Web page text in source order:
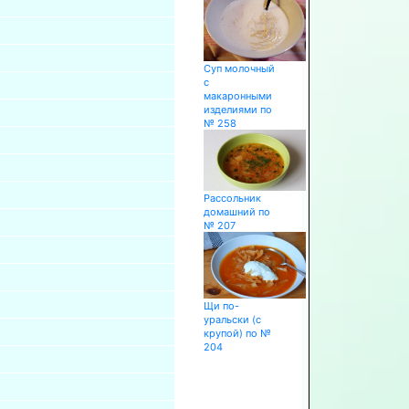
Суп молочный
с
макаронными
изделиями по
№ 258
Рассольник
домашний по
№ 207
Щи по-
уральски (с
крупой) по №
204